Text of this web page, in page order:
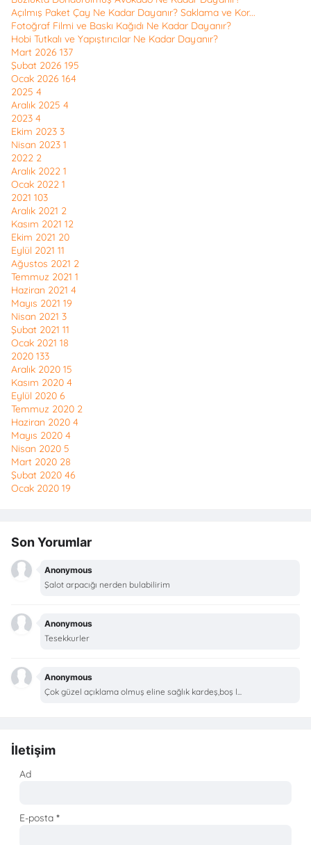
Açılmış Paket Çay Ne Kadar Dayanır? Saklama ve Kor...
Fotoğraf Filmi ve Baskı Kağıdı Ne Kadar Dayanır?
Hobi Tutkalı ve Yapıştırıcılar Ne Kadar Dayanır?
Mart 2026 137
Şubat 2026 195
Ocak 2026 164
2025 4
Aralık 2025 4
2023 4
Ekim 2023 3
Nisan 2023 1
2022 2
Aralık 2022 1
Ocak 2022 1
2021 103
Aralık 2021 2
Kasım 2021 12
Ekim 2021 20
Eylül 2021 11
Ağustos 2021 2
Temmuz 2021 1
Haziran 2021 4
Mayıs 2021 19
Nisan 2021 3
Şubat 2021 11
Ocak 2021 18
2020 133
Aralık 2020 15
Kasım 2020 4
Eylül 2020 6
Temmuz 2020 2
Haziran 2020 4
Mayıs 2020 4
Nisan 2020 5
Mart 2020 28
Şubat 2020 46
Ocak 2020 19
Son Yorumlar
Anonymous
Şalot arpacığı nerden bulabilirim
Anonymous
Tesekkurler
Anonymous
Çok güzel açıklama olmuş eline sağlık kardeş,boş l...
İletişim
Ad
E-posta*